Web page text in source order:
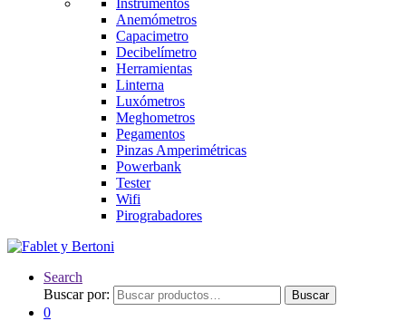
Instrumentos
Anemómetros
Capacimetro
Decibelímetro
Herramientas
Linterna
Luxómetros
Meghometros
Pegamentos
Pinzas Amperimétricas
Powerbank
Tester
Wifi
Pirograbadores
Search
Buscar por:
Buscar
0